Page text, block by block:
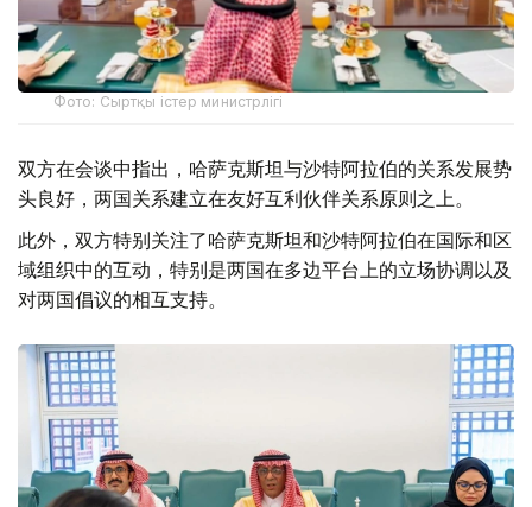
Фото: Сыртқы істер министрлігі
双方在会谈中指出，哈萨克斯坦与沙特阿拉伯的关系发展势
头良好，两国关系建立在友好互利伙伴关系原则之上。
此外，双方特别关注了哈萨克斯坦和沙特阿拉伯在国际和区
域组织中的互动，特别是两国在多边平台上的立场协调以及
对两国倡议的相互支持。